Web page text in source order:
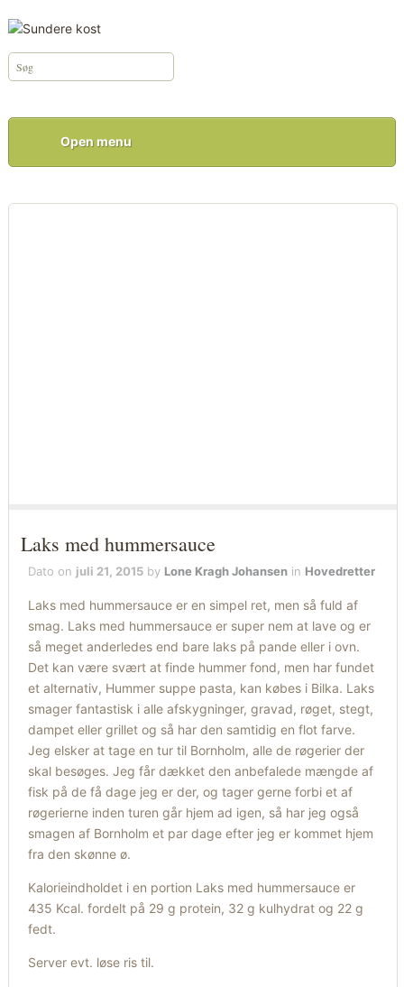
Open menu
Laks med hummersauce
Dato on juli 21, 2015 by Lone Kragh Johansen in Hovedretter
Laks med hummersauce er en simpel ret, men så fuld af
smag. Laks med hummersauce er super nem at lave og er
så meget anderledes end bare laks på pande eller i ovn.
Det kan være svært at finde hummer fond, men har fundet
et alternativ, Hummer suppe pasta, kan købes i Bilka. Laks
smager fantastisk i alle afskygninger, gravad, røget, stegt,
dampet eller grillet og så har den samtidig en flot farve.
Jeg elsker at tage en tur til Bornholm, alle de røgerier der
skal besøges. Jeg får dækket den anbefalede mængde af
fisk på de få dage jeg er der, og tager gerne forbi et af
røgerierne inden turen går hjem ad igen, så har jeg også
smagen af Bornholm et par dage efter jeg er kommet hjem
fra den skønne ø.
Kalorieindholdet i en portion Laks med hummersauce er
435 Kcal. fordelt på 29 g protein, 32 g kulhydrat og 22 g
fedt.
Server evt. løse ris til.